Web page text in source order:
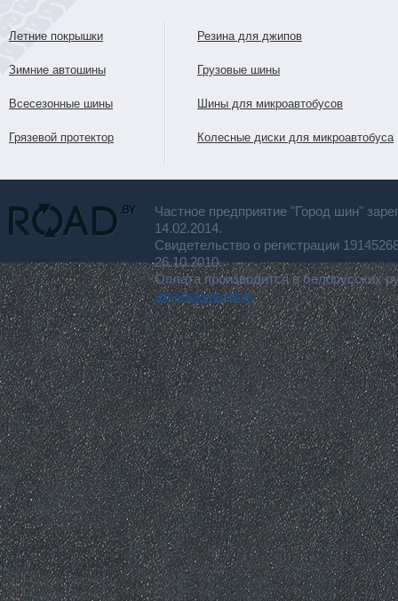
Летние покрышки
Зимние автошины
Всесезонные шины
Грязевой протектор
Резина для джипов
Грузовые шины
Шины для микроавтобусов
Колесные диски для микроавтобуса
Частное предприятие "Город шин"
14.02.2014.
Свидетельство о регистрации
26.10.2010.
Оплата производится в белорусских
для покупателя.